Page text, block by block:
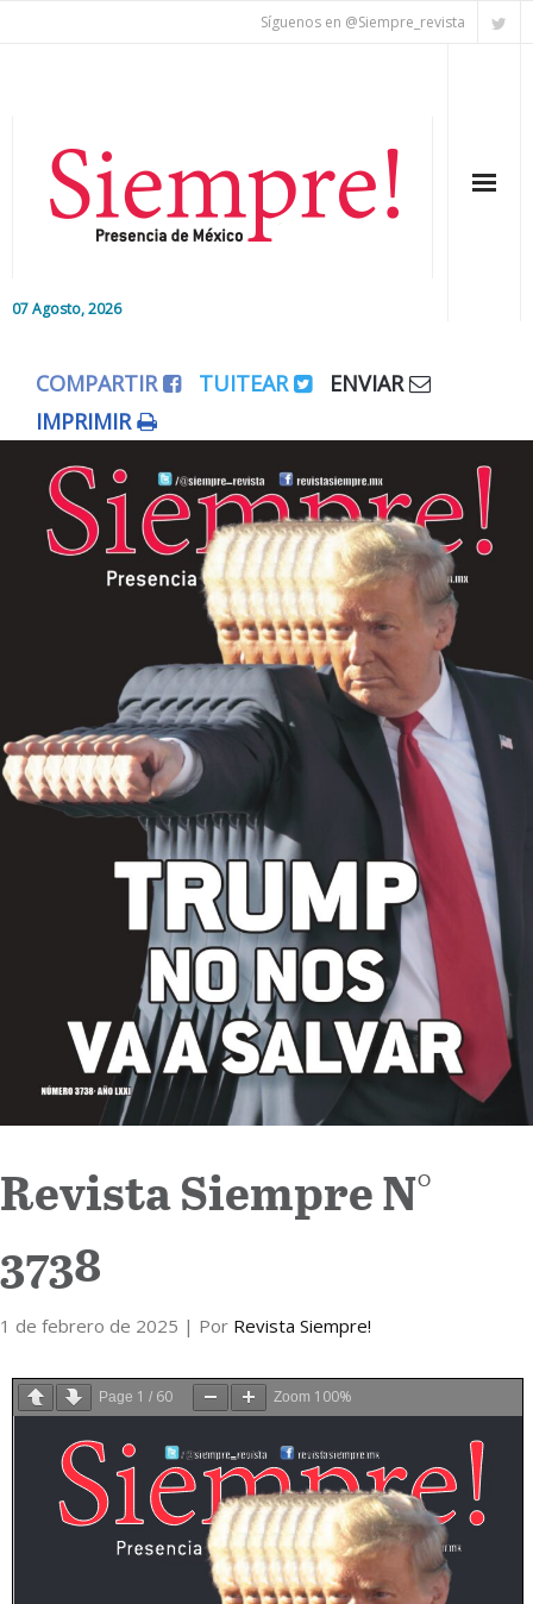
Síguenos en @Siempre_revista
07 Agosto, 2026
Editorial
Nacional
Colaboradores
Internacional
COMPARTIR TUITEAR
ENVIAR
IMPRIMIR
Revista Siempre N°
3738
1 de febrero de 2025 | Por Revista Siempre!
Page 1 / 60 Zoom 100%